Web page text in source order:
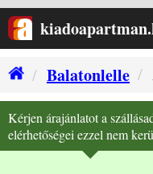
Balatonlelle
Kérjen árajánlatot a
elérhetőségei ezzel nem